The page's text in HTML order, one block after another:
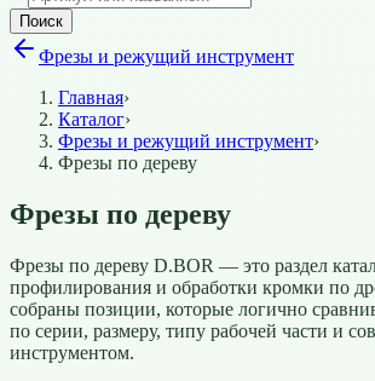
Поиск
Фрезы и режущий инструмент
Главная›
Каталог›
Фрезы и режущий инструмент›
Фрезы по дереву
Фрезы по дереву
Фрезы по дереву D.BOR — это раздел
профилирования и обработки кромки по
собраны позиции, которые логично
по серии, размеру, типу рабочей части и
инструментом.